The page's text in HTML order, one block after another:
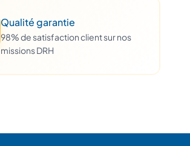
Qualité garantie
98% de satisfaction client sur nos
missions DRH